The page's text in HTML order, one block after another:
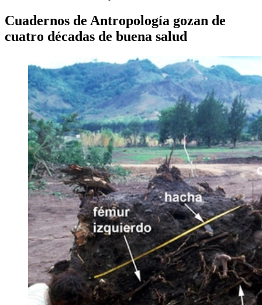
Cuadernos de Antropología gozan de
cuatro décadas de buena salud